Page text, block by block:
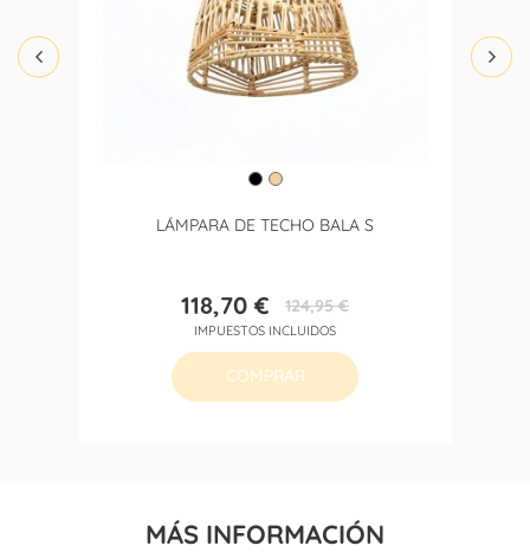
LÁMPARA DE TECHO BALA S
Precio
118,70 €Precio
base
124,95 €
IMPUESTOS INCLUIDOS
COMPRAR
MÁS INFORMACIÓN